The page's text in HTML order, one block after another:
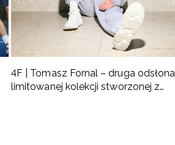
4F | Tomasz Fornal – druga odsłona
limitowanej kolekcji stworzonej z